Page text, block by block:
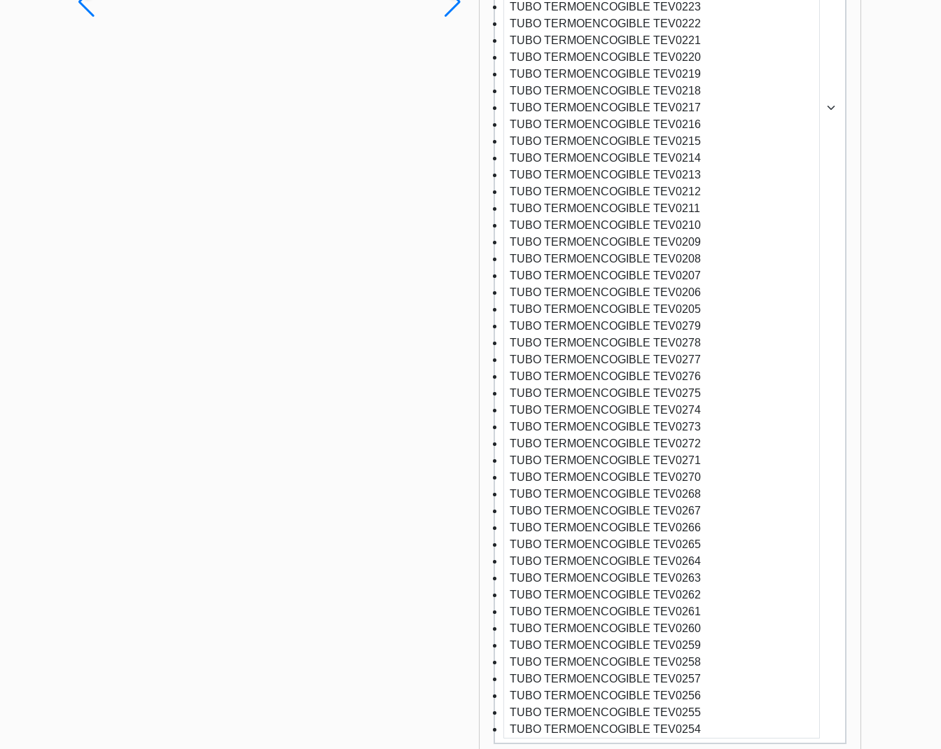
TUBO TERMOENCOGIBLE TEV0223
TUBO TERMOENCOGIBLE TEV0222
TUBO TERMOENCOGIBLE TEV0221
TUBO TERMOENCOGIBLE TEV0220
TUBO TERMOENCOGIBLE TEV0219
TUBO TERMOENCOGIBLE TEV0218
TUBO TERMOENCOGIBLE TEV0217
TUBO TERMOENCOGIBLE TEV0216
TUBO TERMOENCOGIBLE TEV0215
TUBO TERMOENCOGIBLE TEV0214
TUBO TERMOENCOGIBLE TEV0213
TUBO TERMOENCOGIBLE TEV0212
TUBO TERMOENCOGIBLE TEV0211
TUBO TERMOENCOGIBLE TEV0210
TUBO TERMOENCOGIBLE TEV0209
TUBO TERMOENCOGIBLE TEV0208
TUBO TERMOENCOGIBLE TEV0207
TUBO TERMOENCOGIBLE TEV0206
TUBO TERMOENCOGIBLE TEV0205
TUBO TERMOENCOGIBLE TEV0279
TUBO TERMOENCOGIBLE TEV0278
TUBO TERMOENCOGIBLE TEV0277
TUBO TERMOENCOGIBLE TEV0276
TUBO TERMOENCOGIBLE TEV0275
TUBO TERMOENCOGIBLE TEV0274
TUBO TERMOENCOGIBLE TEV0273
TUBO TERMOENCOGIBLE TEV0272
TUBO TERMOENCOGIBLE TEV0271
TUBO TERMOENCOGIBLE TEV0270
TUBO TERMOENCOGIBLE TEV0268
TUBO TERMOENCOGIBLE TEV0267
TUBO TERMOENCOGIBLE TEV0266
TUBO TERMOENCOGIBLE TEV0265
TUBO TERMOENCOGIBLE TEV0264
TUBO TERMOENCOGIBLE TEV0263
TUBO TERMOENCOGIBLE TEV0262
TUBO TERMOENCOGIBLE TEV0261
TUBO TERMOENCOGIBLE TEV0260
TUBO TERMOENCOGIBLE TEV0259
TUBO TERMOENCOGIBLE TEV0258
TUBO TERMOENCOGIBLE TEV0257
TUBO TERMOENCOGIBLE TEV0256
TUBO TERMOENCOGIBLE TEV0255
TUBO TERMOENCOGIBLE TEV0254